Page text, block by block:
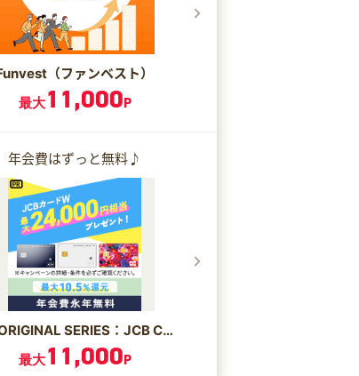
（ファンベスト）
最大11,000P
年会費はずっと無料♪
JCB ORIGINAL SERIES：JCB CARD W/JCB CARD W plus L
最大11,000P